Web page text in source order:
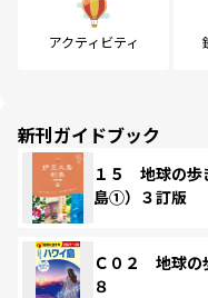
アクティビティ
新刊ガイドブック
１５ 地球の
島①）３訂版
Ｃ０２ 地球の
８